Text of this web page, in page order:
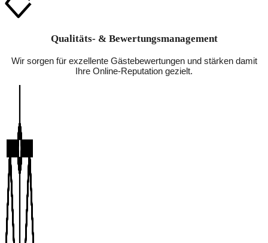
Qualitäts- & Bewertungsmanagement
Wir sorgen für exzellente Gästebewertungen und stärken damit
Ihre Online-Reputation gezielt.